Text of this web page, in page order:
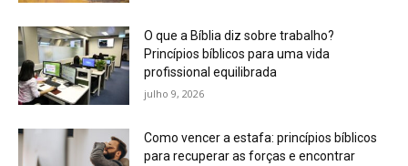
O que a Bíblia diz sobre trabalho?
Princípios bíblicos para uma vida
profissional equilibrada
julho 9, 2026
Como vencer a estafa: princípios bíblicos
para recuperar as forças e encontrar